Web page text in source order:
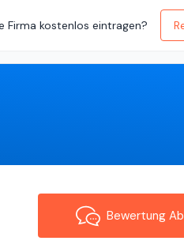
Firma kostenlos eintragen?
Bewertung